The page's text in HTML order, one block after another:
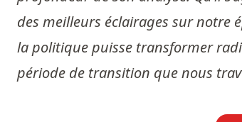
des meilleurs éclairages sur notre
la politique puisse transformer
période de transition que nous